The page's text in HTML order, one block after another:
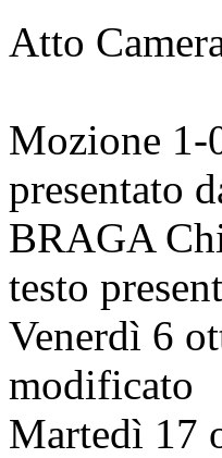
Atto
Mozione 1-
presentato
BRAGA
testo
Venerdì 6
modificato
Martedì 17